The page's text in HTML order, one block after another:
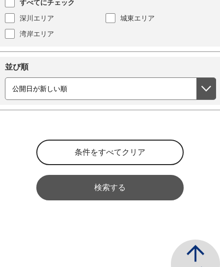
すべてにチェック
深川エリア
城東エリア
湾岸エリア
並び順
検索する